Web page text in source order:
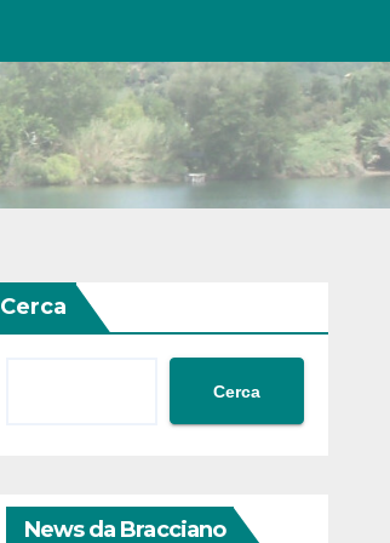
Cerca
Cerca
News da Bracciano